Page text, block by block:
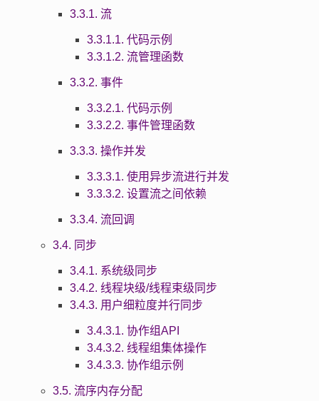
3.3.1. 流
3.3.1.1. 代码示例
3.3.1.2. 流管理函数
3.3.2. 事件
3.3.2.1. 代码示例
3.3.2.2. 事件管理函数
3.3.3. 操作并发
3.3.3.1. 使用异步流进行并发
3.3.3.2. 设置流之间依赖
3.3.4. 流回调
3.4. 同步
3.4.1. 系统级同步
3.4.2. 线程块级/线程束级同步
3.4.3. 用户细粒度并行同步
3.4.3.1. 协作组API
3.4.3.2. 线程组集体操作
3.4.3.3. 协作组示例
3.5. 流序内存分配